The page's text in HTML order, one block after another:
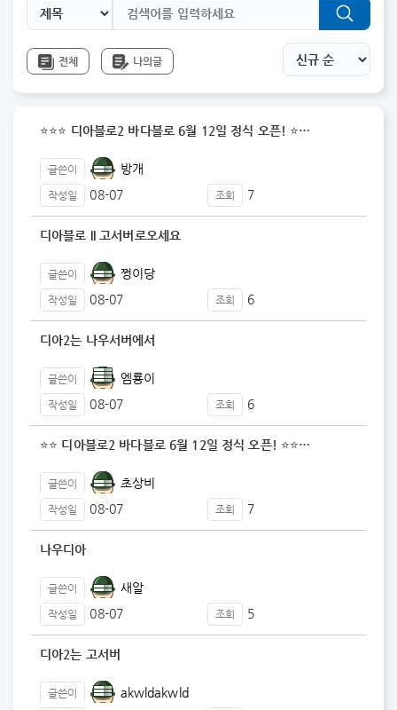
전체 나의글
⭐⭐⭐ 디아블로2 바다블로 6월 12일 정식 오픈! ⭐…
글쓴이 방개
작성일 08-07 조회 7
디아블로 II 고서버로오세요
글쓴이 쩡이당
작성일 08-07 조회 6
디아2는 나우서버에서
글쓴이 엠룡이
작성일 08-07 조회 6
⭐⭐ 디아블로2 바다블로 6월 12일 정식 오픈! ⭐⭐…
글쓴이 초상비
작성일 08-07 조회 7
나우디아
글쓴이 새알
작성일 08-07 조회 5
디아2는 고서버
글쓴이 akwldakwld